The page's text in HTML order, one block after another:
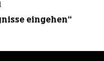
eingehen“